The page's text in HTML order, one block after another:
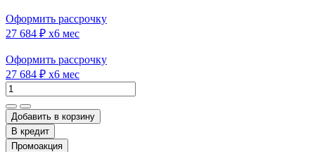
Оформить рассрочку
27 684 ₽ x6 мес
Оформить рассрочку
27 684 ₽ x6 мес
Добавить в корзину